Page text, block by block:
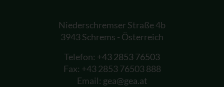
Niederschremser Straße 4b
3943 Schrems - Österreich
Telefon: +43 2853 76503
Fax: +43 2853 76503 888
Email: gea@gea.at